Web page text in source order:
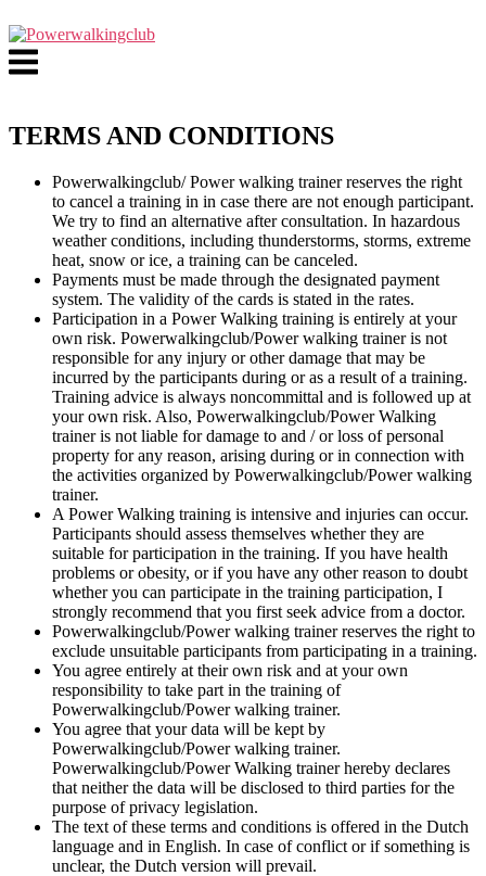
to
contentMenu
TERMS AND CONDITIONS
Powerwalkingclub/ Power walking trainer reserves the right
to cancel a training in in case there are not enough participant.
We try to find an alternative after consultation. In hazardous
weather conditions, including thunderstorms, storms, extreme
heat, snow or ice, a training can be canceled.
Payments must be made through the designated payment
system. The validity of the cards is stated in the rates.
Participation in a Power Walking training is entirely at your
own risk. Powerwalkingclub/Power walking trainer is not
responsible for any injury or other damage that may be
incurred by the participants during or as a result of a training.
Training advice is always noncommittal and is followed up at
your own risk. Also, Powerwalkingclub/Power Walking
trainer is not liable for damage to and / or loss of personal
property for any reason, arising during or in connection with
the activities organized by Powerwalkingclub/Power walking
trainer.
A Power Walking training is intensive and injuries can occur.
Participants should assess themselves whether they are
suitable for participation in the training. If you have health
problems or obesity, or if you have any other reason to doubt
whether you can participate in the training participation, I
strongly recommend that you first seek advice from a doctor.
Powerwalkingclub/Power walking trainer reserves the right to
exclude unsuitable participants from participating in a training.
You agree entirely at their own risk and at your own
responsibility to take part in the training of
Powerwalkingclub/Power walking trainer.
You agree that your data will be kept by
Powerwalkingclub/Power walking trainer.
Powerwalkingclub/Power Walking trainer hereby declares
that neither the data will be disclosed to third parties for the
purpose of privacy legislation.
The text of these terms and conditions is offered in the Dutch
language and in English. In case of conflict or if something is
unclear, the Dutch version will prevail.